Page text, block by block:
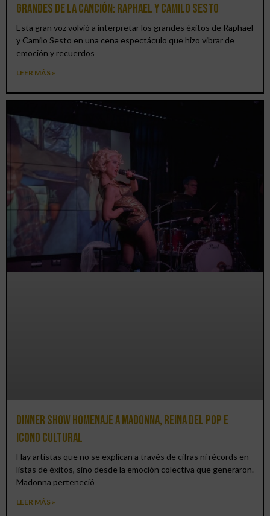
grandes de la canción: Raphael y Camilo Sesto
Esta gran voz volvió a interpretar los grandes éxitos de Raphael
y Camilo Sesto en una cena espectáculo que hizo vibrar de
emoción y recuerdos
LEER MÁS »
Dinner Show homenaje a Madonna, reina del pop e
icono cultural
Hay artistas que no se explican a través de cifras ni récords en
listas de éxitos, sino desde la emoción colectiva que generaron.
Madonna perteneció
LEER MÁS »